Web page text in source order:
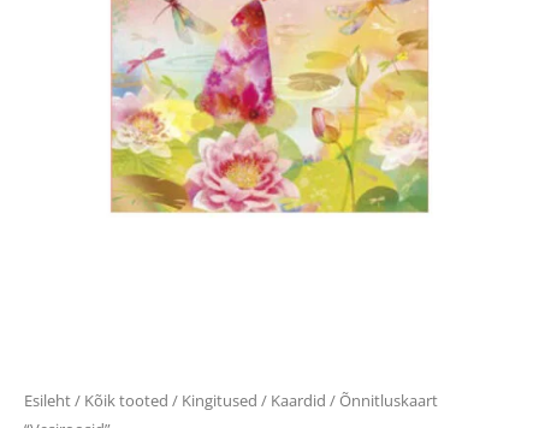
Esileht/ Kõik tooted / Kingitused / Kaardid / Õnnitluskaart